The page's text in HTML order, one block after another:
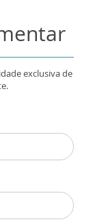
exclusiva de